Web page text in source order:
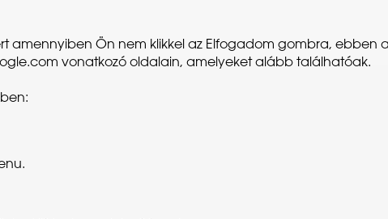
amennyiben Ön nem klikkel az Elfogadom gombra, ebben
vonatkozó oldalain, amelyeket alább találhatóak.